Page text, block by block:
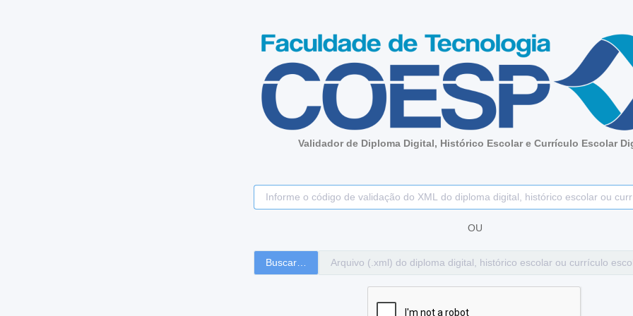
Validador de Diploma Digital, Histórico Escolar e Currículo Escolar
OU
Buscar…